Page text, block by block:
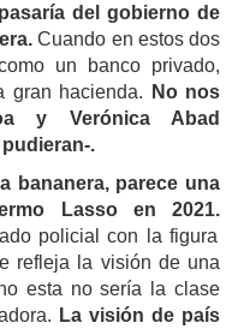
del gobierno de
Cuando en estos dos
un banco privado,
gran hacienda.
No nos
y Verónica Abad
.
bananera, parece una
Lasso en 2021.
policial con la figura
refleja la visión de una
esta no sería la clase
La visión de país